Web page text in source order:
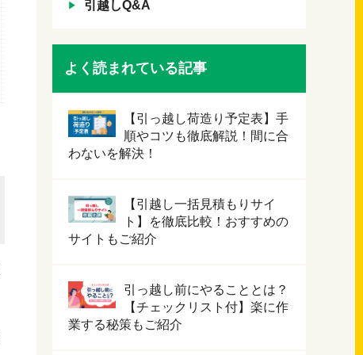
引越しQ&A
よく読まれている記事
【引っ越し荷造り予定表】手
順やコツも徹底解説！間に合
わないを解決！
【引越し一括見積もりサイ
ト】を徹底比較！おすすめの
サイトもご紹介
引っ越し前にやることとは？
【チェックリスト付】楽に作
業する秘策もご紹介